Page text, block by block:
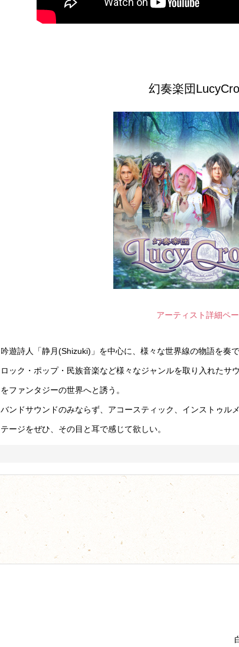
幻奏楽団
アーティスト詳細ペ
吟遊詩人「静月(Shizuki)」を中心に、様々な世界線の物語を奏で
ロック・ポップ・民族音楽など様々なジャンルを取り入れたサ
をファンタジーの世界へと誘う。
バンドサウンドのみならず、アコースティック、インストゥル
テージをぜひ、その目と耳で感じて欲しい。